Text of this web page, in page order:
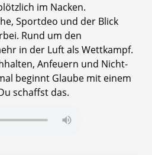
im Nacken.
Sportdeo und der Blick
Rund um den
in der Luft als Wettkampf.
Anfeuern und Nicht-
beginnt Glaube mit einem
schaffst das.